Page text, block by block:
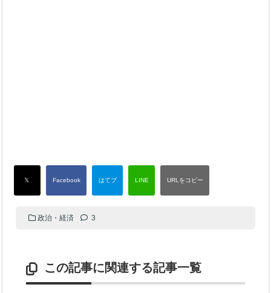
政治・経済 3
この記事に関連する記事一覧